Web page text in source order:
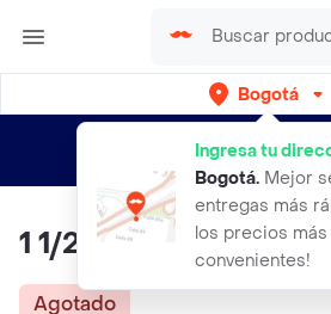
Bogotá
Ingresa tu
Bogotá. Mejor
entregas más
los precios más
convenientes!
envíos gratis por
1 1/2" Platina De
Agotado